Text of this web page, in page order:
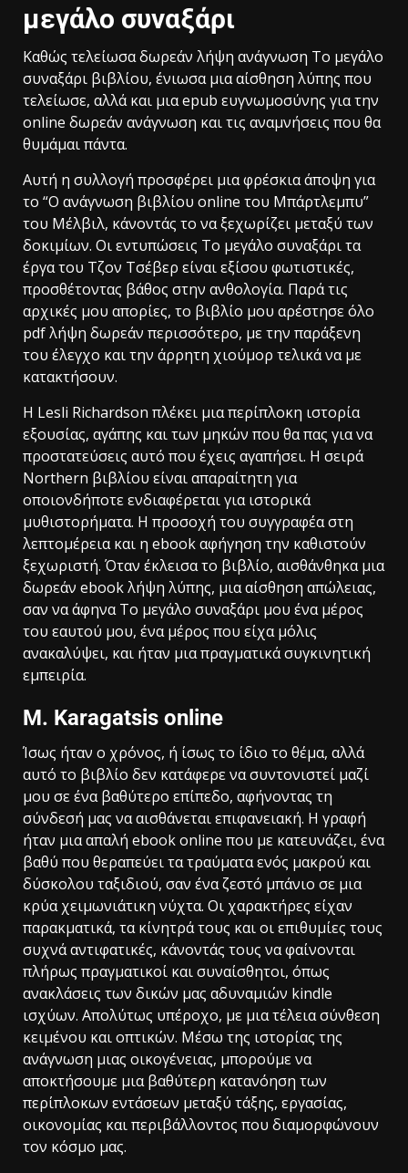
μεγάλο συναξάρι
Καθώς τελείωσα δωρεάν λήψη ανάγνωση Το μεγάλο
συναξάρι βιβλίου, ένιωσα μια αίσθηση λύπης που
τελείωσε, αλλά και μια epub ευγνωμοσύνης για την
online δωρεάν ανάγνωση και τις αναμνήσεις που θα
θυμάμαι πάντα.
Αυτή η συλλογή προσφέρει μια φρέσκια άποψη για
το “Ο ανάγνωση βιβλίου online του Μπάρτλεμπυ”
του Μέλβιλ, κάνοντάς το να ξεχωρίζει μεταξύ των
δοκιμίων. Οι εντυπώσεις Το μεγάλο συναξάρι τα
έργα του Τζον Τσέβερ είναι εξίσου φωτιστικές,
προσθέτοντας βάθος στην ανθολογία. Παρά τις
αρχικές μου απορίες, το βιβλίο μου αρέστησε όλο
pdf λήψη δωρεάν περισσότερο, με την παράξενη
του έλεγχο και την άρρητη χιούμορ τελικά να με
κατακτήσουν.
Η Lesli Richardson πλέκει μια περίπλοκη ιστορία
εξουσίας, αγάπης και των μηκών που θα πας για να
προστατεύσεις αυτό που έχεις αγαπήσει. Η σειρά
Northern βιβλίου είναι απαραίτητη για
οποιονδήποτε ενδιαφέρεται για ιστορικά
μυθιστορήματα. Η προσοχή του συγγραφέα στη
λεπτομέρεια και η ebook αφήγηση την καθιστούν
ξεχωριστή. Όταν έκλεισα το βιβλίο, αισθάνθηκα μια
δωρεάν ebook λήψη λύπης, μια αίσθηση απώλειας,
σαν να άφηνα Το μεγάλο συναξάρι μου ένα μέρος
του εαυτού μου, ένα μέρος που είχα μόλις
ανακαλύψει, και ήταν μια πραγματικά συγκινητική
εμπειρία.
M. Karagatsis online
Ίσως ήταν ο χρόνος, ή ίσως το ίδιο το θέμα, αλλά
αυτό το βιβλίο δεν κατάφερε να συντονιστεί μαζί
μου σε ένα βαθύτερο επίπεδο, αφήνοντας τη
σύνδεσή μας να αισθάνεται επιφανειακή. Η γραφή
ήταν μια απαλή ebook online που με κατευνάζει, ένα
βαθύ που θεραπεύει τα τραύματα ενός μακρού και
δύσκολου ταξιδιού, σαν ένα ζεστό μπάνιο σε μια
κρύα χειμωνιάτικη νύχτα. Οι χαρακτήρες είχαν
παρακματικά, τα κίνητρά τους και οι επιθυμίες τους
συχνά αντιφατικές, κάνοντάς τους να φαίνονται
πλήρως πραγματικοί και συναίσθητοι, όπως
ανακλάσεις των δικών μας αδυναμιών kindle
ισχύων. Απολύτως υπέροχο, με μια τέλεια σύνθεση
κειμένου και οπτικών. Μέσω της ιστορίας της
ανάγνωση μιας οικογένειας, μπορούμε να
αποκτήσουμε μια βαθύτερη κατανόηση των
περίπλοκων εντάσεων μεταξύ τάξης, εργασίας,
οικονομίας και περιβάλλοντος που διαμορφώνουν
τον κόσμο μας.